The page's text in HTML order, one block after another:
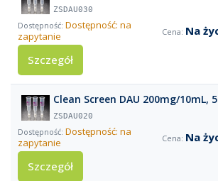
ZSDAU030
Dostępność: na
zapytanie
Na
Szczegół
Clean Screen DAU 200mg/10mL,
ZSDAU020
Dostępność: na
zapytanie
Na
Szczegół